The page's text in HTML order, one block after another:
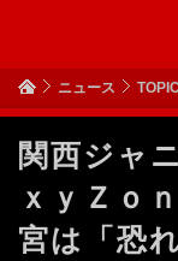
ニュース
関西ジャ
ｘｙＺｏ
宮は「恐